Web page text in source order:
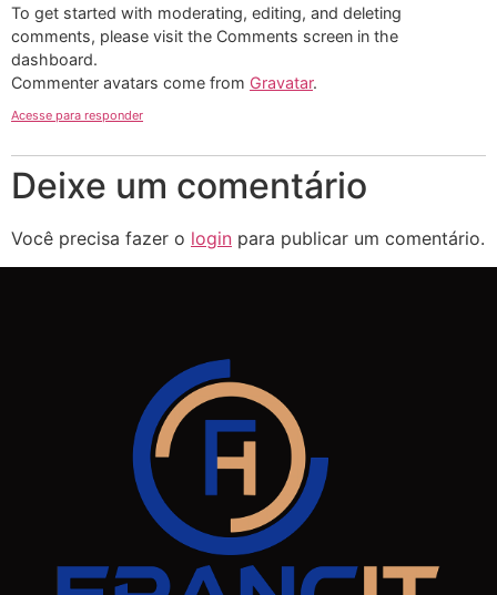
To get started with moderating, editing, and deleting
comments, please visit the Comments screen in the
dashboard.
Commenter avatars come from Gravatar.
Acesse para responder
Deixe um comentário
Você precisa fazer o login para publicar um comentário.